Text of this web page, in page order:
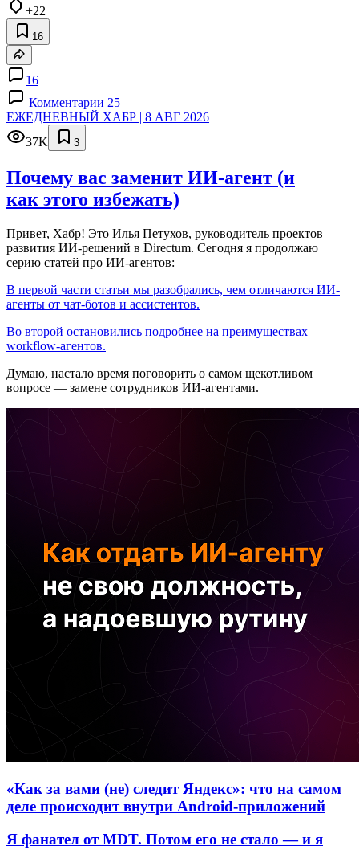
+22
16
16
Комментарии 25
ЕЖЕДНЕВНЫЙ ХАБР | 8 АВГ 2026
37K
3
Почему вас заменит ИИ‑агент (и
как этого избежать)
Привет, Хабр! Это Илья Петухов, руководитель проектов
развития ИИ-решений в Directum. Сегодня я продолжаю
серию статей про ИИ-агентов:
В первой части статьи мы разобрались, чем отличаются ИИ-
агенты от чат-ботов и ассистентов.
Во второй остановились подробнее на преимуществах
workflow-агентов.
Думаю, настало время поговорить о самом щекотливом
вопросе — замене сотрудников ИИ-агентами.
«Как за вами (не) следит Яндекс»: что на самом
деле происходит внутри Android-приложений
Я фанател от MDT. Потом его не стало — и я